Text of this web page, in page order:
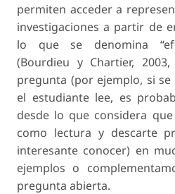
permiten acceder a
investigaciones a partir de
lo que se denomina
(Bourdieu y Chartier,
pregunta (por ejemplo, si
el estudiante lee, es
desde lo que considera
como lectura y descarte
interesante conocer) en
ejemplos o
pregunta abierta.